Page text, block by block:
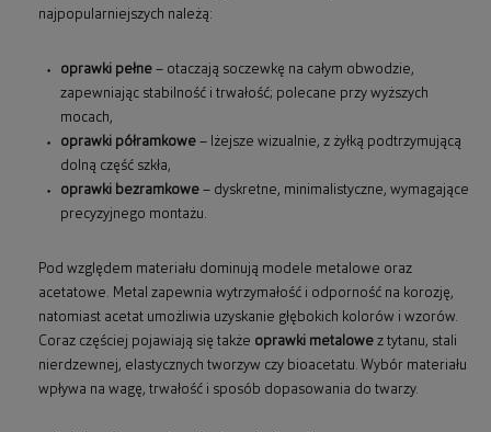
najpopularniejszych należą:
oprawki pełne – otaczają soczewkę na całym obwodzie,
zapewniając stabilność i trwałość; polecane przy wyższych
mocach,
oprawki półramkowe – lżejsze wizualnie, z żyłką podtrzymującą
dolną część szkła,
oprawki bezramkowe – dyskretne, minimalistyczne, wymagające
precyzyjnego montażu.
Pod względem materiału dominują modele metalowe oraz
acetatowe. Metal zapewnia wytrzymałość i odporność na korozję,
natomiast acetat umożliwia uzyskanie głębokich kolorów i wzorów.
Coraz częściej pojawiają się także oprawki metalowe z tytanu, stali
nierdzewnej, elastycznych tworzyw czy bioacetatu. Wybór materiału
wpływa na wagę, trwałość i sposób dopasowania do twarzy.